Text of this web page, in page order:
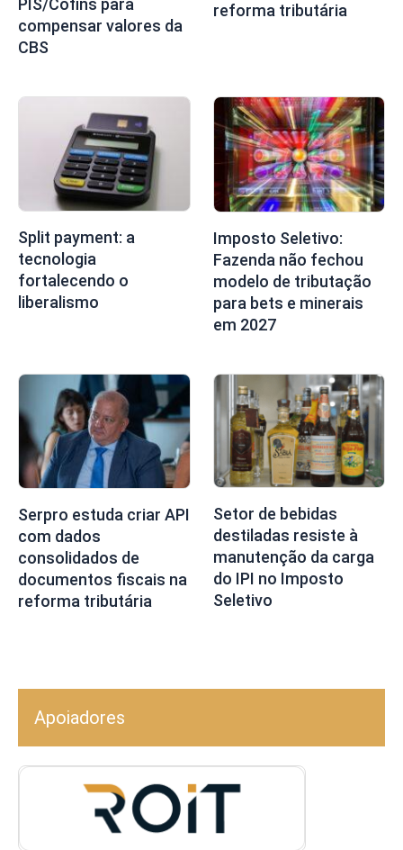
compensar valores da
CBS
reforma tributária
Split payment: a
tecnologia
fortalecendo o
liberalismo
Imposto Seletivo:
Fazenda não fechou
modelo de tributação
para bets e minerais
em 2027
Serpro estuda criar API
com dados
consolidados de
documentos fiscais na
reforma tributária
Setor de bebidas
destiladas resiste à
manutenção da carga
do IPI no Imposto
Seletivo
Apoiadores